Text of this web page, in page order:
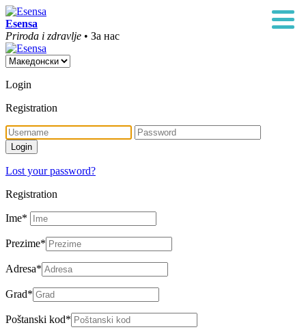
Esensa
Priroda i zdravlje • За нас
Login
Registration
Lost your password?
Registration
Ime*
Prezime*
Adresa*
Grad*
Poštanski kod*